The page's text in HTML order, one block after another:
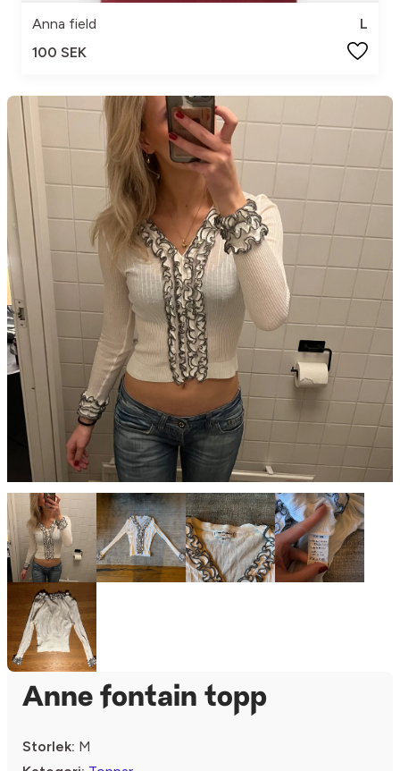
Anna field
L
100 SEK
Anne fontain topp
Storlek: M